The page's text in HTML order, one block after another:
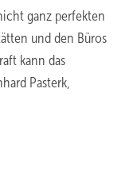
ganz perfekten
und den Büros
kann das
Pasterk,